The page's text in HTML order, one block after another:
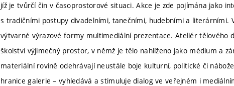
jíž je tvůrčí čin v časoprostorové situaci. Akce je zde pojímána jako
s tradičními postupy divadelními, tanečními, hudebními a literárními.
výtvarné výrazové formy multimediální prezentace. Ateliér tělového
školství výjimečný prostor, v němž je tělo nahlíženo jako médium a
materiální rovině odehrávají neustále boje kulturní, politické či
hranice galerie – vyhledává a stimuluje dialog ve veřejném i